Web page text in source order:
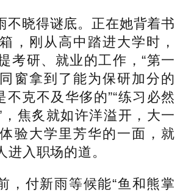
晓得谜底。正在她背着书
，刚从高中踏进大学时，
考研、就业的工作，“第一
窗拿到了能为保研加分的
不克不及华侈的”“练习必然
焦炙就如许洋溢开，大一
验大学里芳华的一面，就
进入职场的道。
付新雨等候能“鱼和熊掌